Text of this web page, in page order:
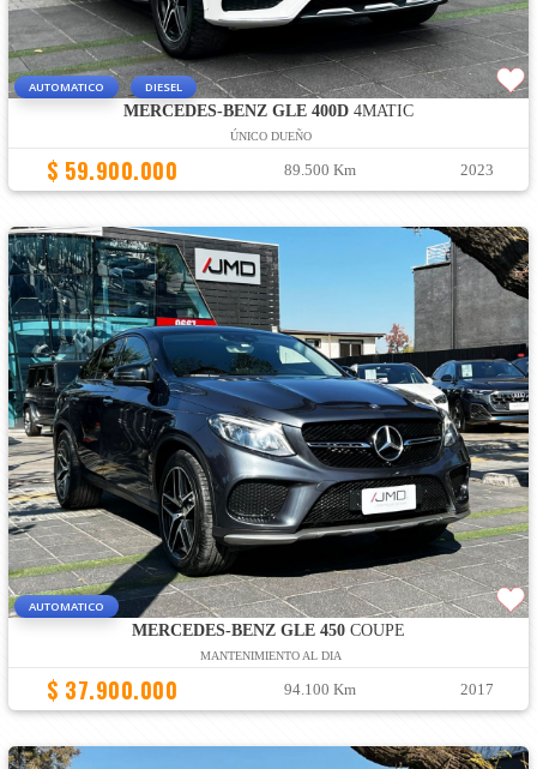
AUTOMATICO DIESEL
MERCEDES-BENZ GLE 400D4MATIC
ÚNICO DUEÑO
$ 59.900.000 89.500 Km 2023
AUTOMATICO
MERCEDES-BENZ GLE 450COUPE
MANTENIMIENTO AL DIA
$ 37.900.000 94.100 Km 2017